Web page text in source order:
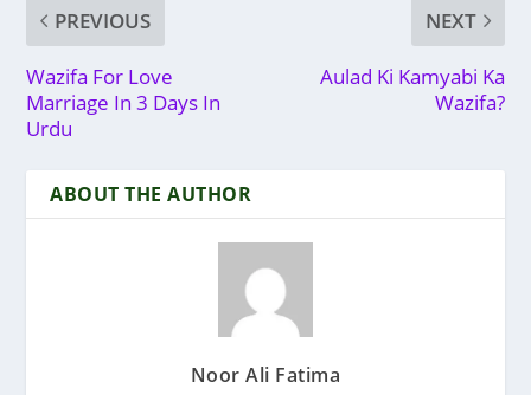
PREVIOUS
Wazifa For Love
Marriage In 3 Days In
Urdu
NEXT
Aulad Ki Kamyabi Ka
Wazifa?
ABOUT THE AUTHOR
Noor Ali Fatima